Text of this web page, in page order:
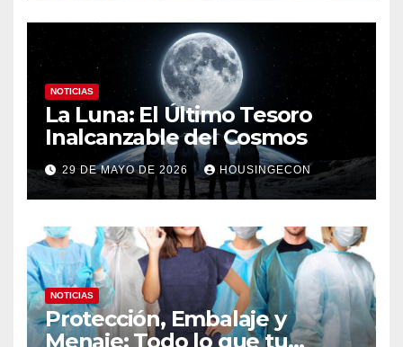
NOTICIAS
La Luna: El Último Tesoro
Inalcanzable del Cosmos
29 DE MAYO DE 2026 HOUSINGECON
NOTICIAS
Protección, Embalaje y
Menaje: Todo lo que tu